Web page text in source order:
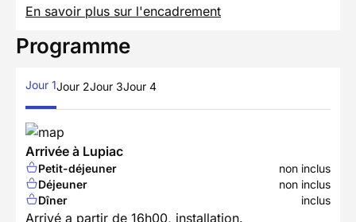
En savoir plus sur l'encadrement
Programme
Jour 1Jour 2Jour 3Jour 4
Arrivée à Lupiac
Petit-déjeuner
non inclus
Déjeuner
non inclus
Dîner
inclus
Arrivé a partir de 16h00, installation.